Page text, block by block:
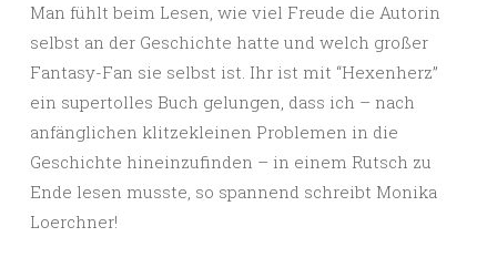
Man fühlt beim Lesen, wie viel Freude die Autorin
selbst an der Geschichte hatte und welch großer
Fantasy-Fan sie selbst ist. Ihr ist mit “Hexenherz”
ein supertolles Buch gelungen, dass ich – nach
anfänglichen klitzekleinen Problemen in die
Geschichte hineinzufinden – in einem Rutsch zu
Ende lesen musste, so spannend schreibt Monika
Loerchner!